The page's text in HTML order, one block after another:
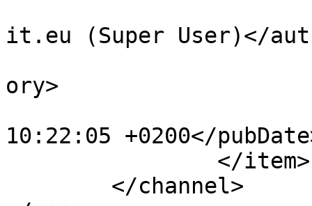
it.eu (Super User)</
ory>
10:22:05 +0200</